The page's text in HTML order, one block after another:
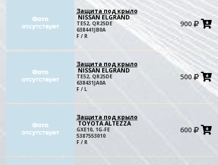
Защита под крыло
NISSAN ELGRAND
TE52, QR25DE
638441JB0A
F / R
900 в
Защита под крыло
NISSAN ELGRAND
TE52, QR25DE
638431JA0A
F / L
500 в
Защита под крыло
TOYOTA ALTEZZA
GXE10, 1G-FE
5387553010
F / R
600